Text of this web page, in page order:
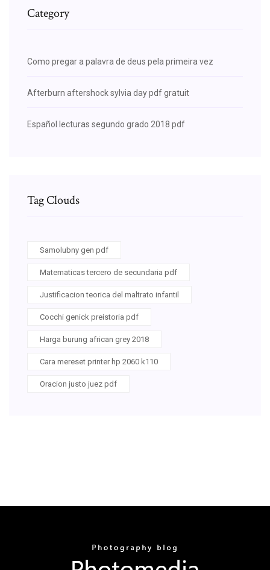
Category
Como pregar a palavra de deus pela primeira vez
Afterburn aftershock sylvia day pdf gratuit
Español lecturas segundo grado 2018 pdf
Tag Clouds
Samolubny gen pdf
Matematicas tercero de secundaria pdf
Justificacion teorica del maltrato infantil
Cocchi genick preistoria pdf
Harga burung african grey 2018
Cara mereset printer hp 2060 k110
Oracion justo juez pdf